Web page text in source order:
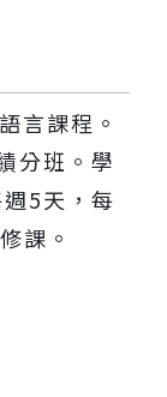
言課程。
分班。學
5天，每
課。